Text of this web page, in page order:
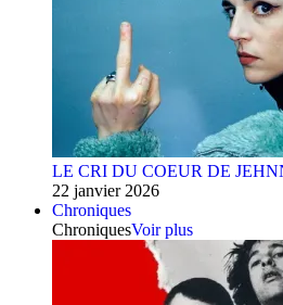
LE CRI DU COEUR DE
22 janvier 2026
Chroniques
ChroniquesVoir plus